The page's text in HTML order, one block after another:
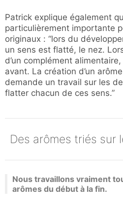
Patrick explique également
particulièrement importante
originaux : “lors du
un sens est flatté, le nez.
d’un complément
avant. La création d’un
demande un travail sur les
flatter chacun de ces sens.”
Des arômes triés sur
Nous travaillons vraiment
arômes du début à la fin.